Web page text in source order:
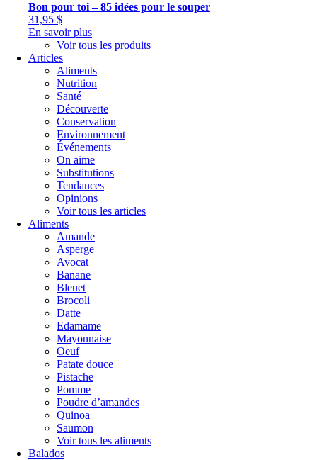
Bon pour toi – 85 idées pour le souper
31,95 $
En savoir plus
Voir tous les produits
Articles
Aliments
Nutrition
Santé
Découverte
Conservation
Environnement
Événements
On aime
Substitutions
Tendances
Opinions
Voir tous les articles
Aliments
Amande
Asperge
Avocat
Banane
Bleuet
Brocoli
Datte
Edamame
Mayonnaise
Oeuf
Patate douce
Pistache
Pomme
Poudre d’amandes
Quinoa
Saumon
Voir tous les aliments
Balados